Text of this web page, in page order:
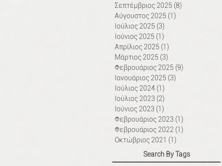
Σεπτέμβριος 2025 (8)
Αύγουστος 2025 (1)
Ιούλιος 2025 (3)
Ιούνιος 2025 (1)
Απρίλιος 2025 (1)
Μάρτιος 2025 (3)
Φεβρουάριος 2025 (9)
Ιανουάριος 2025 (3)
Ιούλιος 2024 (1)
Ιούλιος 2023 (2)
Ιούνιος 2023 (1)
Φεβρουάριος 2023 (1)
Φεβρουάριος 2022 (1)
Οκτώβριος 2021 (1)
Search By Tags